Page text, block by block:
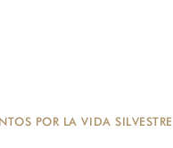
POR LA VIDA SILVESTRE